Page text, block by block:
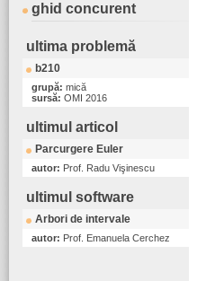
ghid concurent
ultima problemă
b210
grupă: mică
sursă: OMI 2016
ultimul articol
Parcurgere Euler
autor: Prof. Radu Vişinescu
ultimul software
Arbori de intervale
autor: Prof. Emanuela Cerchez